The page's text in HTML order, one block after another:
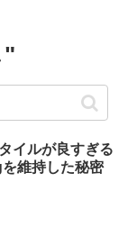
"
イルが良すぎる
維持した秘密